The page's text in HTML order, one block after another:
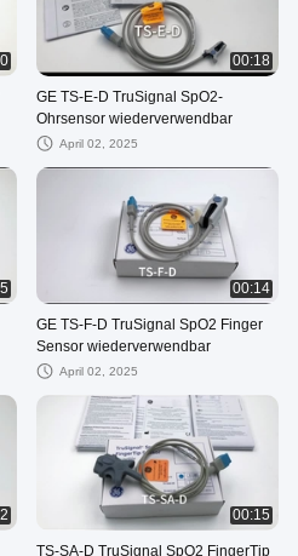
00:18
GE TS-E-D TruSignal SpO2-
Ohrsensor wiederverwendbar
April 02, 2025
00:14
GE TS-F-D TruSignal SpO2 Finger
Sensor wiederverwendbar
April 02, 2025
00:15
TS-SA-D TruSignal SpO2 FingerTip